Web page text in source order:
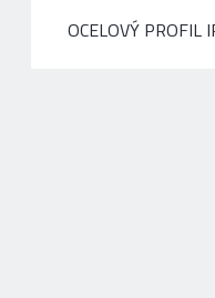
OCELOVÝ PROFIL